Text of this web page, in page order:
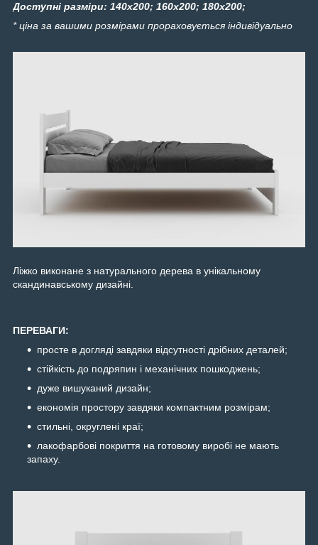
Доступні разміри: 140х200; 160х200; 180х200;
* ціна за вашими розмірами прораховується індивідуально
Ліжко виконане з натурального дерева в унікальному
скандинавському дизайні.
ПЕРЕВАГИ:
просте в догляді завдяки відсутності дрібних деталей;
стійкість до подряпин і механічних пошкоджень;
дуже вишуканий дизайн;
економія простору завдяки компактним розмірам;
стильні, округлені краї;
лакофарбові покриття на готовому виробі не мають
запаху.